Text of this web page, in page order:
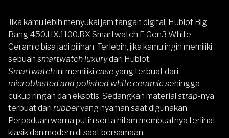
Jika kamu lebih menyukai jam tangan digital, Hublot Big
Bang 450.HX.1100.RX Smartwatch E Gen3 White
Ceramic bisa jadi pilihan. Terlebih, jika kamu ingin memiliki
sebuah smartwatch luxurydari Hublot.
Smartwatchini memiliki caseyang terbuat dari
microblasted and polished white ceramic sehingga
cukup ringan dan eksotis. Sedangkan material strap-nya
terbuat dari rubberyang nyaman saat digunakan.
Perpaduan warna putih serta hitam membuatnya terlihat
klasik dan modern di saat bersamaan.